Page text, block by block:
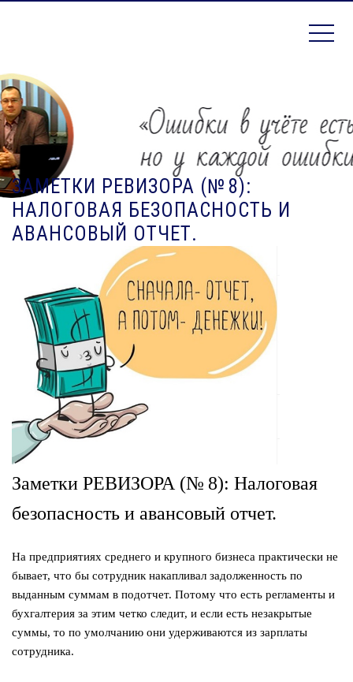
ЗАМЕТКИ РЕВИЗОРА (№ 8):
НАЛОГОВАЯ БЕЗОПАСНОСТЬ И
АВАНСОВЫЙ ОТЧЕТ.
Заметки РЕВИЗОРА (№ 8): Налоговая
безопасность и авансовый отчет.
На предприятиях среднего и крупного бизнеса практически не
бывает, что бы сотрудник накапливал задолженность по
выданным суммам в подотчет. Потому что есть регламенты и
бухгалтерия за этим четко следит, и если есть незакрытые
суммы, то по умолчанию они удерживаются из зарплаты
сотрудника.